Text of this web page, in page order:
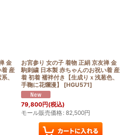
金
着 産
、
お宮参り 女の子 着物 正絹 京友禅 金
駒刺繍 日本製 赤ちゃんのお祝い着 産
着 初着 襦袢付き【生成りｘ浅葱色、
手鞠に花爛漫】
[HGU571]
79,800円(税込)
モール販売価格: 82,500円